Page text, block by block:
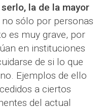
la de la mayor
no sólo por personas
es muy grave, por
en instituciones
de si lo que
Ejemplos de ello
a ciertos
del actual